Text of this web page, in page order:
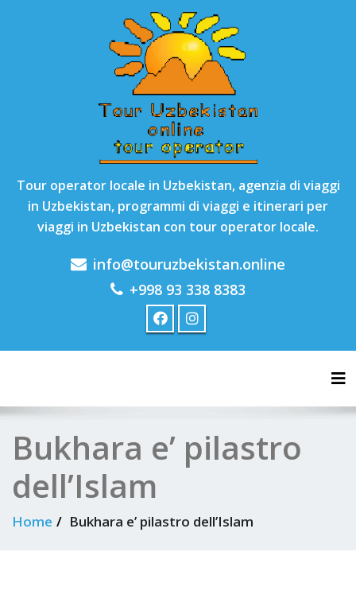
Tour operator locale in Uzbekistan, agenzia di viaggi
in Uzbekistan, programmi di viaggi e itinerari per
viaggi in Uzbekistan con tour operator locale.
info@touruzbekistan.online
+998 93 338 8383
Bukhara e’ pilastro
dell’Islam
Home Bukhara e’ pilastro dell’Islam